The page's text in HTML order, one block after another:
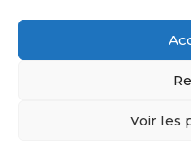
Voir les
Copyright 2026 - Ville
hébergement